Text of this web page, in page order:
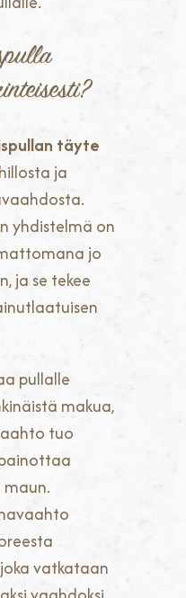
täyte
ja
yhdistelmä on
jo
ja se tekee
pullalle
makua,
tuo
vatkataan